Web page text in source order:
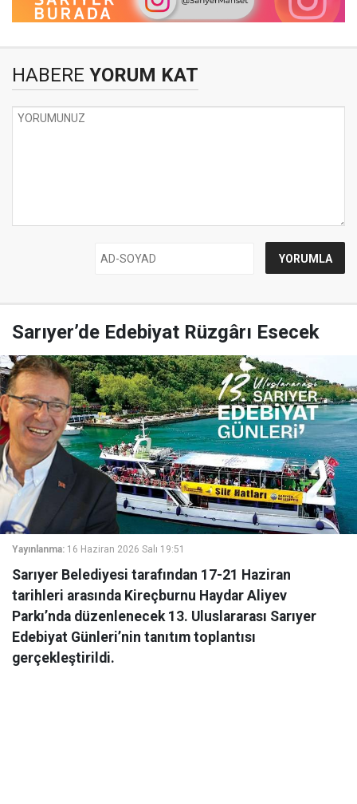
HABERE YORUM KAT
Sarıyer’de Edebiyat Rüzgârı Esecek
Yayınlanma: 16 Haziran 2026 Salı 19:51
Sarıyer Belediyesi tarafından 17-21 Haziran
tarihleri arasında Kireçburnu Haydar Aliyev
Parkı’nda düzenlenecek 13. Uluslararası Sarıyer
Edebiyat Günleri’nin tanıtım toplantısı
gerçekleştirildi.